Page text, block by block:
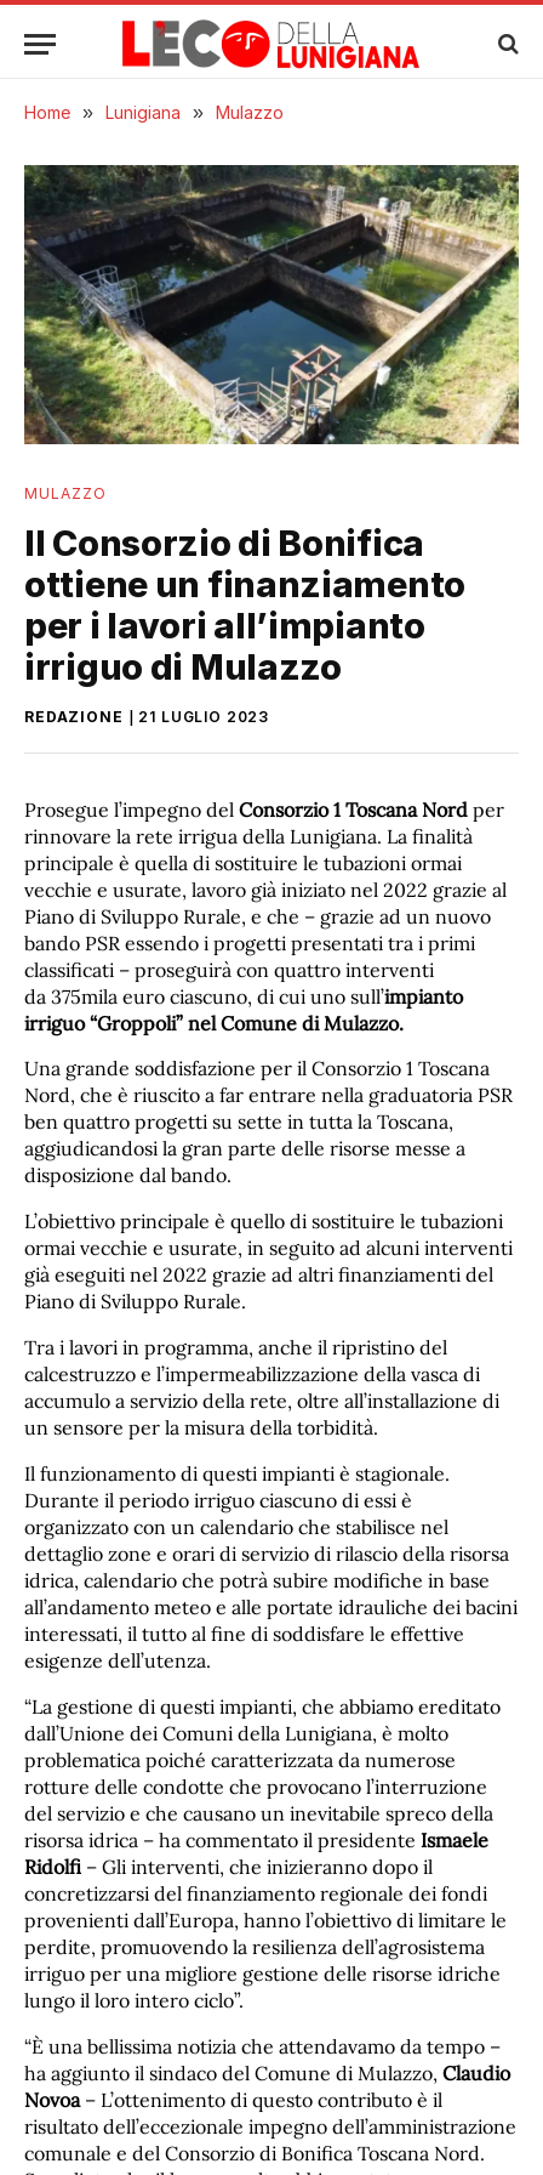
Home » Lunigiana » Mulazzo
MULAZZO
Il Consorzio di Bonifica
ottiene un finanziamento
per i lavori all’impianto
irriguo di Mulazzo
REDAZIONE 21 LUGLIO 2023
Prosegue l’impegno del Consorzio 1 Toscana Nord per
rinnovare la rete irrigua della Lunigiana. La finalità
principale è quella di sostituire le tubazioni ormai
vecchie e usurate, lavoro già iniziato nel 2022 grazie al
Piano di Sviluppo Rurale, e che – grazie ad un nuovo
bando PSR essendo i progetti presentati tra i primi
classificati – proseguirà con quattro interventi
da 375mila euro ciascuno, di cui uno sull’impianto
irriguo “Groppoli” nel Comune di Mulazzo.
Una grande soddisfazione per il Consorzio 1 Toscana
Nord, che è riuscito a far entrare nella graduatoria PSR
ben quattro progetti su sette in tutta la Toscana,
aggiudicandosi la gran parte delle risorse messe a
disposizione dal bando.
L’obiettivo principale è quello di sostituire le tubazioni
ormai vecchie e usurate, in seguito ad alcuni interventi
già eseguiti nel 2022 grazie ad altri finanziamenti del
Piano di Sviluppo Rurale.
Tra i lavori in programma, anche il ripristino del
calcestruzzo e l’impermeabilizzazione della vasca di
accumulo a servizio della rete, oltre all’installazione di
un sensore per la misura della torbidità.
Il funzionamento di questi impianti è stagionale.
Durante il periodo irriguo ciascuno di essi è
organizzato con un calendario che stabilisce nel
dettaglio zone e orari di servizio di rilascio della risorsa
idrica, calendario che potrà subire modifiche in base
all’andamento meteo e alle portate idrauliche dei bacini
interessati, il tutto al fine di soddisfare le effettive
esigenze dell’utenza.
“La gestione di questi impianti, che abbiamo ereditato
dall’Unione dei Comuni della Lunigiana, è molto
problematica poiché caratterizzata da numerose
rotture delle condotte che provocano l’interruzione
del servizio e che causano un inevitabile spreco della
risorsa idrica – ha commentato il presidente Ismaele
Ridolfi – Gli interventi, che inizieranno dopo il
concretizzarsi del finanziamento regionale dei fondi
provenienti dall’Europa, hanno l’obiettivo di limitare le
perdite, promuovendo la resilienza dell’agrosistema
irriguo per una migliore gestione delle risorse idriche
lungo il loro intero ciclo”.
“È una bellissima notizia che attendavamo da tempo –
ha aggiunto il sindaco del Comune di Mulazzo, Claudio
Novoa– L’ottenimento di questo contributo è il
risultato dell’eccezionale impegno dell’amministrazione
comunale e del Consorzio di Bonifica Toscana Nord.